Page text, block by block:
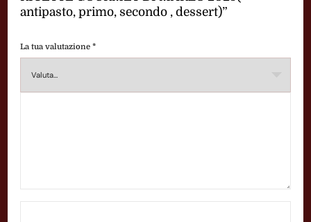
antipasto, primo, secondo , dessert)”
La tua valutazione *